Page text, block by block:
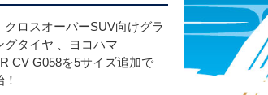
クロスオーバーSUV向けグラ
グタイヤ 、ヨコハマ
CV G058を5サイズ追加で